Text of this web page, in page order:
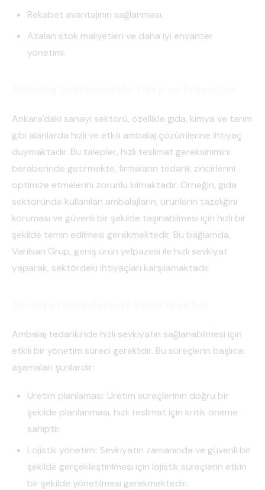
Rekabet avantajının sağlanması.
Azalan stok maliyetleri ve daha iyi envanter
yönetimi.
Ankara'daki sanayi sektörü, özellikle gıda, kimya ve tarım
gibi alanlarda hızlı ve etkili ambalaj çözümlerine ihtiyaç
duymaktadır. Bu talepler, hızlı teslimat gereksinimini
beraberinde getirmekte, firmaların tedarik zincirlerini
optimize etmelerini zorunlu kılmaktadır. Örneğin, gıda
sektöründe kullanılan ambalajların, ürünlerin tazeliğini
koruması ve güvenli bir şekilde taşınabilmesi için hızlı bir
şekilde temin edilmesi gerekmektedir. Bu bağlamda,
Varilsan Grup, geniş ürün yelpazesi ile hızlı sevkiyat
yaparak, sektördeki ihtiyaçları karşılamaktadır.
Ambalaj tedarikinde hızlı sevkiyatın sağlanabilmesi için
etkili bir yönetim süreci gereklidir. Bu süreçlerin başlıca
aşamaları şunlardır:
Üretim planlaması: Üretim süreçlerinin doğru bir
şekilde planlanması, hızlı teslimat için kritik öneme
sahiptir.
Lojistik yönetimi: Sevkiyatın zamanında ve güvenli bir
şekilde gerçekleştirilmesi için lojistik süreçlerin etkin
bir şekilde yönetilmesi gerekmektedir.